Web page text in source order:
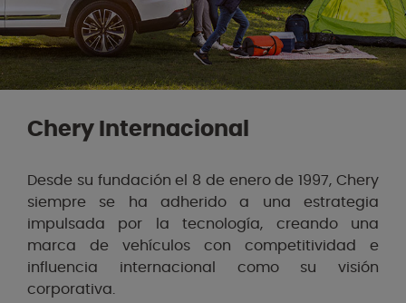
Chery Internacional
Desde su fundación el 8 de enero de 1997, Chery
siempre se ha adherido a una estrategia
impulsada por la tecnología, creando una
marca de vehículos con competitividad e
influencia internacional como su visión
corporativa.